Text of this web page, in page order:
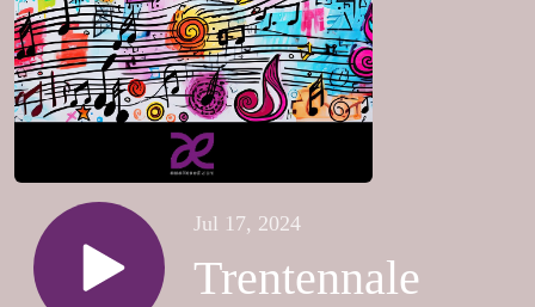
Jul 17, 2024
Trentennale